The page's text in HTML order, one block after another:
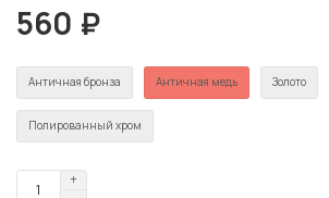
560 ₽
Античная бронза Античная медь Золото
Полированный хром